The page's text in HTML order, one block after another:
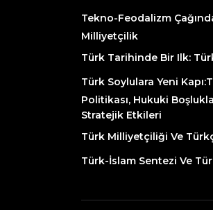
Tekno-Feodalizm
Milliyetçilik
Türk Tarihinde Bir Ilk:
Türk Soylulara Yeni
Politikası, Hukuki
Stratejik Etkileri
Türk Milliyetçiliği Ve
Türk-İslam Sentezi Ve